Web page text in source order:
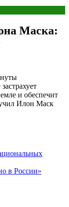
Маска:
и обеспечит
Илон Маск
в России»